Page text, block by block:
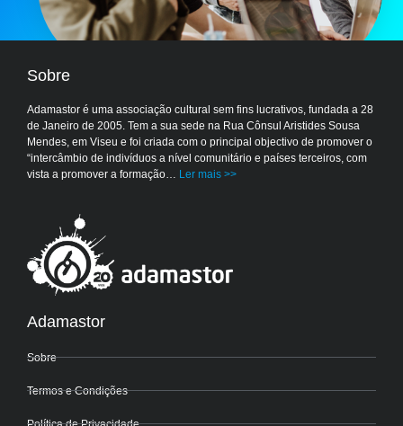
Sobre
Adamastor é uma associação cultural sem fins lucrativos, fundada a 28
de Janeiro de 2005. Tem a sua sede na Rua Cônsul Aristides Sousa
Mendes, em Viseu e foi criada com o principal objectivo de promover o
“intercâmbio de indivíduos a nível comunitário e países terceiros, com
vista a promover a formação… Ler mais >>
Adamastor
Sobre
Termos e Condições